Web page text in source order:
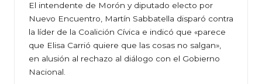
El intendente de Morón y diputado electo por
Nuevo Encuentro, Martín Sabbatella disparó contra
la líder de la Coalición Cívica e indicó que «parece
que Elisa Carrió quiere que las cosas no salgan»,
en alusión al rechazo al diálogo con el Gobierno
Nacional.